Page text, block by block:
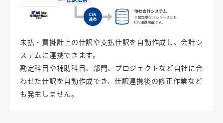
未払・買掛計上の仕訳や支払仕訳を自動作成し、会計シ
ステムに連携できます。
勘定科目や補助科目、部門、プロジェクトなど自社に合
わせた仕訳を自動作成でき、仕訳連携後の修正作業など
も発生しません。